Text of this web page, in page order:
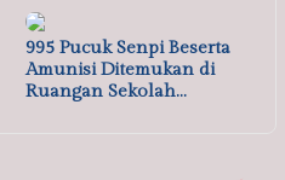
995 Pucuk Senpi Beserta
Amunisi Ditemukan di
Ruangan Sekolah…